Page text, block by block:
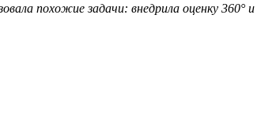
похожие задачи: внедрила оценку 360°